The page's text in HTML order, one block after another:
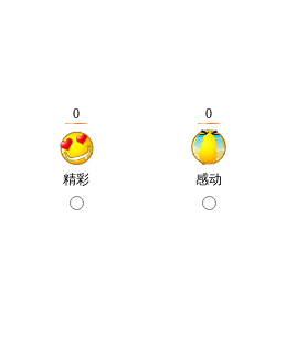
0
精彩
0
感动